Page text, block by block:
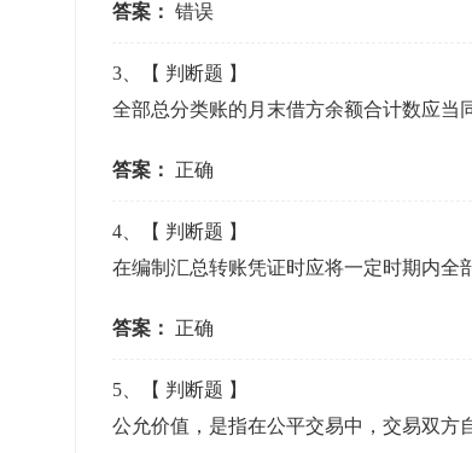
统计分析
答案： 错误
3 、【 判断题 】
全部总分类账的月末借方余额合计数应
答案： 正确
4 、【 判断题 】
在编制汇总转账凭证时应将一定时期内
答案： 正确
5 、【 判断题 】
公允价值，是指在公平交易中，交易双